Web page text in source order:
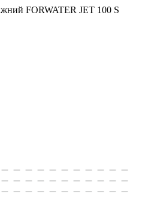
FORWATER JET 100 S